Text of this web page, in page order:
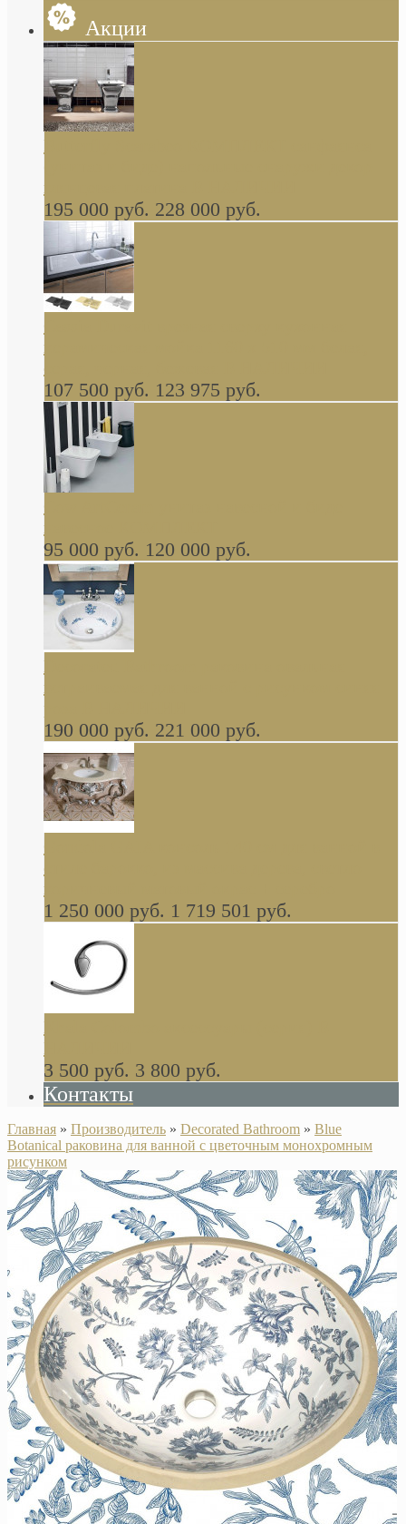
Акции
Butterfly Scarabeo КОМПЛЕКТ санфаянса
глянцевая платина В НАЛИЧИИ
195 000 руб. 228 000 руб.
керамическая мойка 1160 x 510 мм белая,
серая, черная, бежевая В НАЛИЧИИ
107 500 руб. 123 975 руб.
навесное КОМПЛЕКТ
95 000 руб. 120 000 руб.
Decorated Bathroom раковина овальная
встраиваемая для ванной с рисунком синяя
роза В НАЛИЧИИ
190 000 руб. 221 000 руб.
стиле барокко, из массива дерева, светло
коричневый матовый окрас + серебро
1 250 000 руб. 1 719 501 руб.
Khala Colombo аксессуары (серия) В
НАЛИЧИИ
3 500 руб. 3 800 руб.
Контакты
Главная » Производитель » Decorated Bathroom » Blue
Botanical раковина для ванной с цветочным монохромным
рисунком